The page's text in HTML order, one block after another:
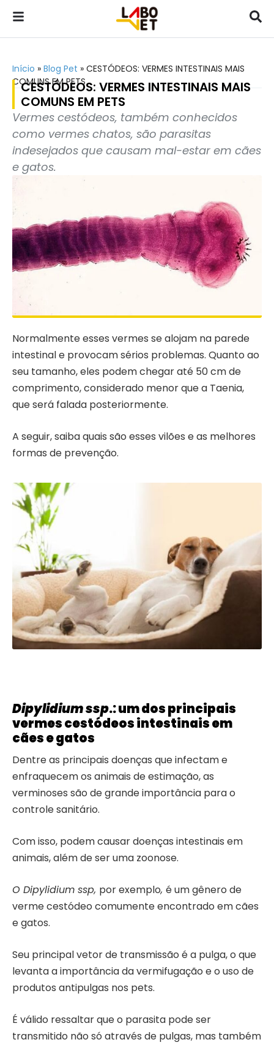
Início » Blog Pet » CESTÓDEOS: VERMES INTESTINAIS MAIS
COMUNS EM PETS
CESTÓDEOS: VERMES INTESTINAIS MAIS
COMUNS EM PETS
Vermes cestódeos, também conhecidos
como vermes chatos, são parasitas
indesejados que causam mal-estar em cães
e gatos.
Normalmente esses vermes se alojam na parede
intestinal e provocam sérios problemas. Quanto ao
seu tamanho, eles podem chegar até 50 cm de
comprimento, considerado menor que a Taenia,
que será falada posteriormente.
A seguir, saiba quais são esses vilões e as melhores
formas de prevenção.
Dipylidium ssp.: um dos principais
vermes cestódeos intestinais em
cães e gatos
Dentre as principais doenças que infectam e
enfraquecem os animais de estimação, as
verminoses são de grande importância para o
controle sanitário.
Com isso, podem causar doenças intestinais em
animais, além de ser uma zoonose.
O Dipylidium ssp, por exemplo, é um gênero de
verme cestódeo comumente encontrado em cães
e gatos.
Seu principal vetor de transmissão é a pulga, o que
levanta a importância da vermifugação e o uso de
produtos antipulgas nos pets.
É válido ressaltar que o parasita pode ser
transmitido não só através de pulgas, mas também